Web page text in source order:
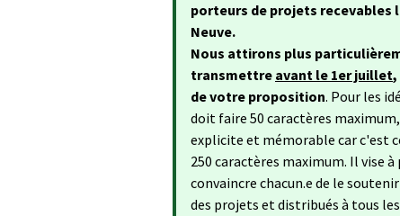
porteurs de projets recevables
Neuve.
Nous attirons plus
transmettre avant le 1er juillet,
de votre proposition. Pour les
doit faire 50 caractères
explicite et mémorable car c'est
250 caractères maximum. Il vise
convaincre chacun.e de le
des projets et distribués à tous